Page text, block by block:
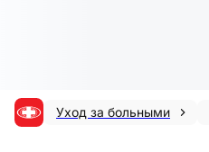
Уход за больными